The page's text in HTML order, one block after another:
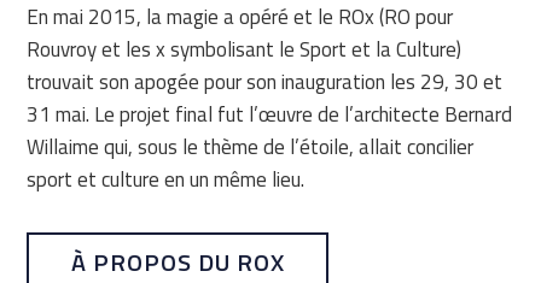
En mai 2015, la magie a opéré et le ROx (RO pour
Rouvroy et les x symbolisant le Sport et la Culture)
trouvait son apogée pour son inauguration les 29, 30 et
31 mai. Le projet final fut l’œuvre de l’architecte Bernard
Willaime qui, sous le thème de l’étoile, allait concilier
sport et culture en un même lieu.
À PROPOS DU ROX